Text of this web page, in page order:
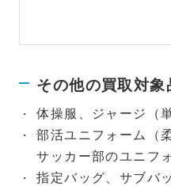
その他の買取対象
体操服、ジャージ（
部活ユニフォーム（
サッカー部のユニフ
指定バッグ、サブバ